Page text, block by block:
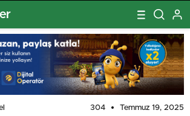
304 Temmuz 19, 2025